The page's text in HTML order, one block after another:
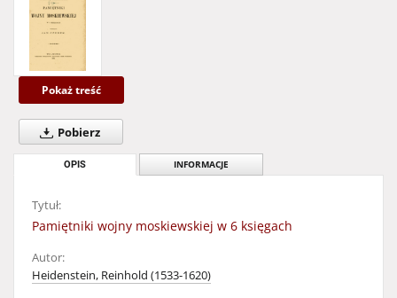
Pokaż treść
Pobierz
OPIS INFORMACJE
Tytuł:
Pamiętniki wojny moskiewskiej w 6 księgach
Autor:
Heidenstein, Reinhold (1533-1620)